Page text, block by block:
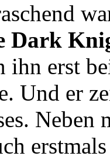
Dark
ihn erst
Und er
Neben